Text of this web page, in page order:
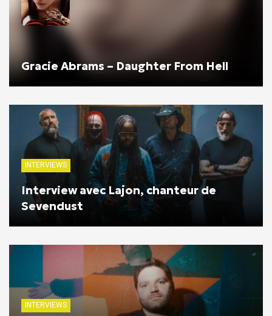
Gracie Abrams – Daughter From Hell
INTERVIEWS
Interview avec Lajon, chanteur de
Sevendust
INTERVIEWS